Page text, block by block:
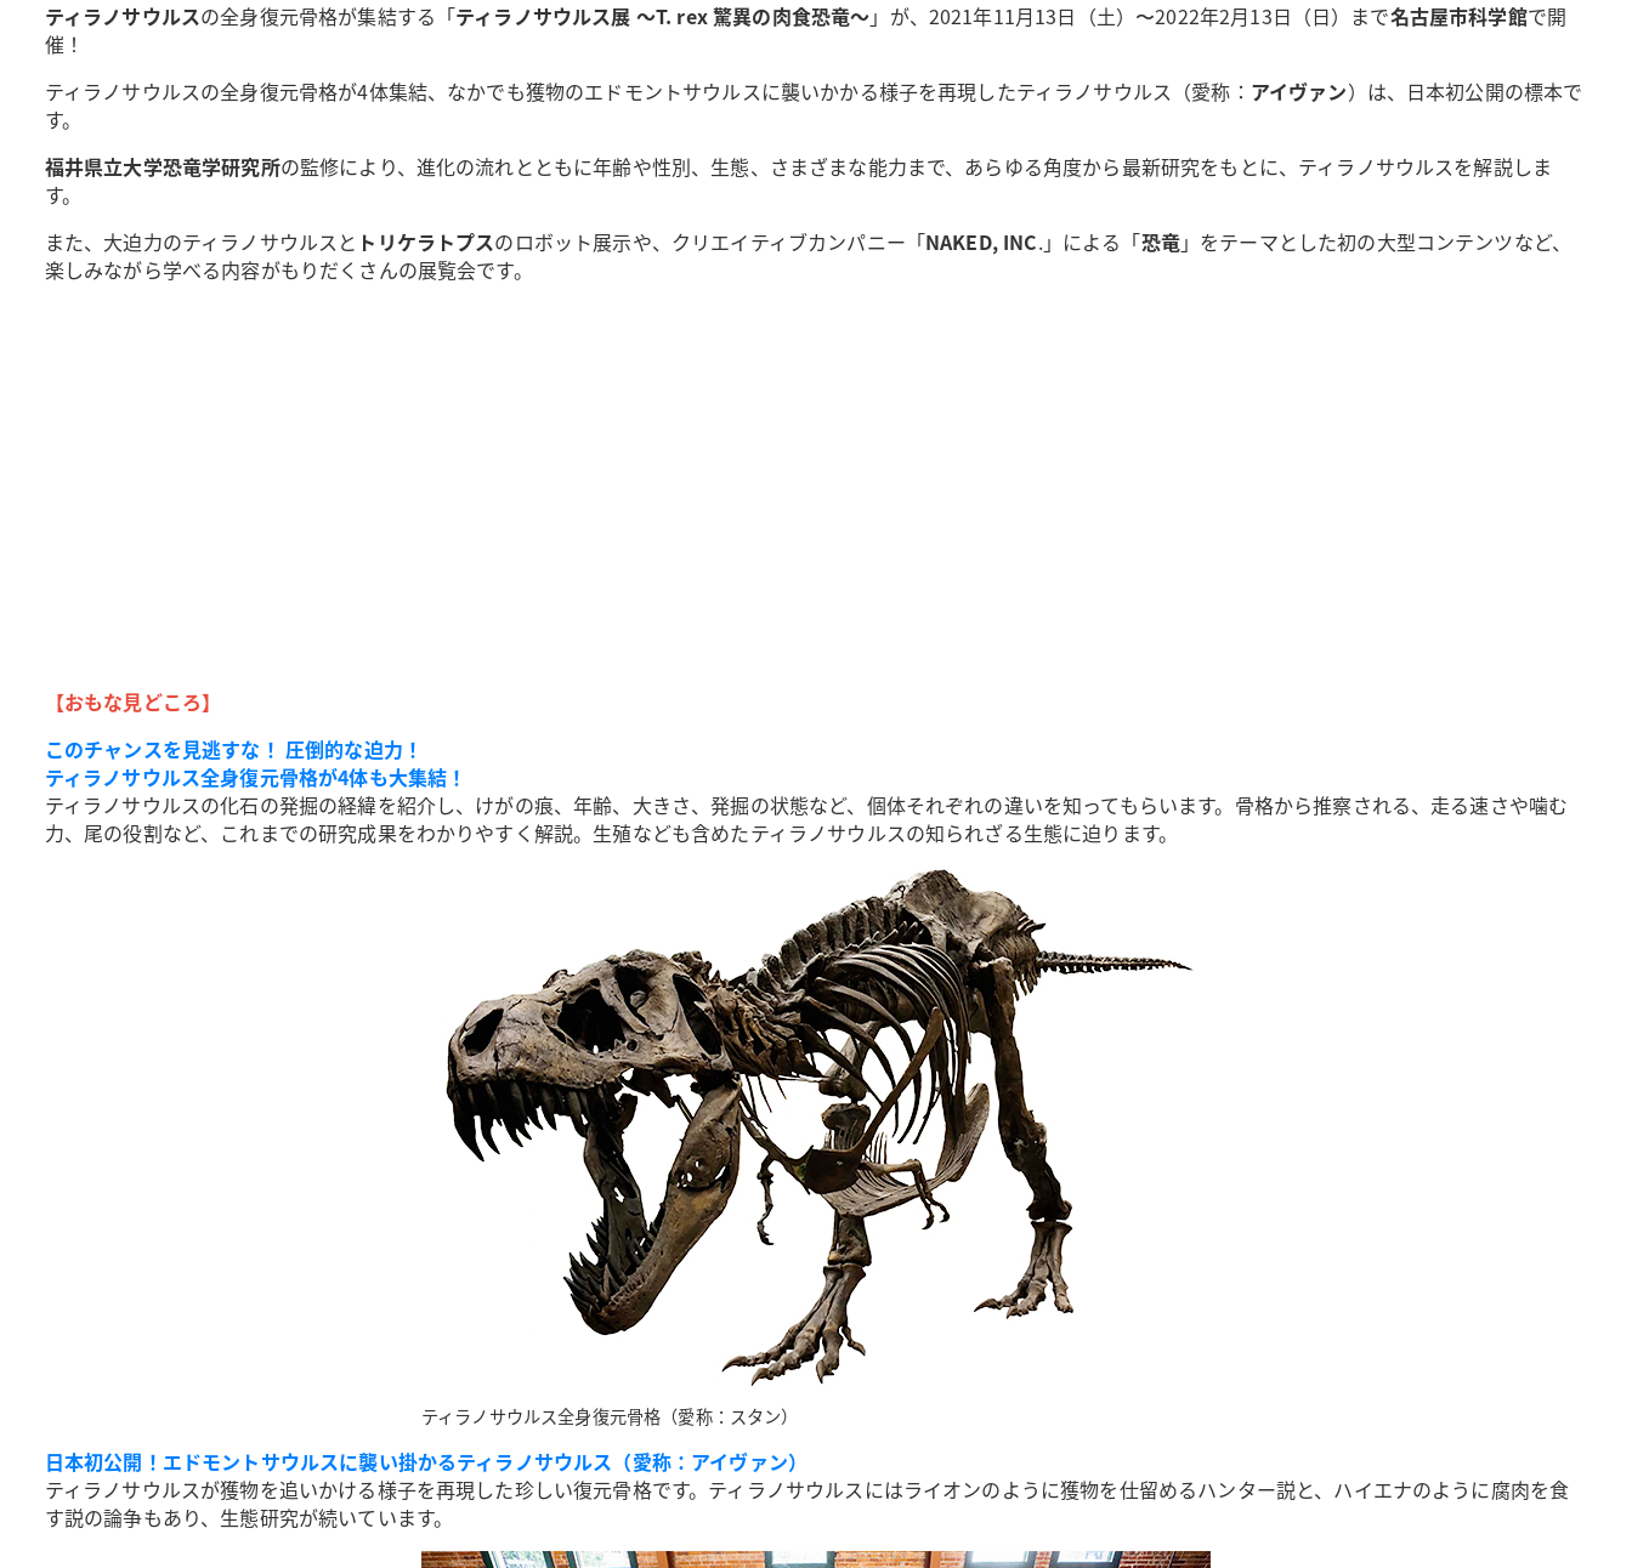
ティラノサウルスの全身復元骨格が集結する「ティラノサウルス展 ～T. rex 驚異の肉食恐竜～」が、2021年11月13日（土）〜2022年2月13日（日）まで名古屋市科学館で開
催！
ティラノサウルスの全身復元骨格が4体集結、なかでも獲物のエドモントサウルスに襲いかかる様子を再現したティラノサウルス（愛称： アイヴァン）は、日本初公開の標本で
す。
福井県立大学恐竜学研究所の監修により、進化の流れとともに年齢や性別、生態、さまざまな能力まで、あらゆる角度から最新研究をもとに、ティラノサウルスを解説しま
す。
また、大迫力のティラノサウルスと トリケラトプスのロボット展示や、クリエイティブカンパニー「NAKED, INC.」による「恐竜」をテーマとした初の大型コンテンツなど、
楽しみながら学べる内容がもりだくさんの展覧会です。
【おもな見どころ】
このチャンスを見逃すな！ 圧倒的な迫力！
ティラノサウルス全身復元骨格が4体も大集結！
ティラノサウルスの化石の発掘の経緯を紹介し、けがの痕、年齢、大きさ、発掘の状態など、個体それぞれの違いを知ってもらいます。骨格から推察される、走る速さや噛む
力、尾の役割など、これまでの研究成果をわかりやすく解説。生殖なども含めたティラノサウルスの知られざる生態に迫ります。
ティラノサウルス全身復元骨格（愛称：スタン）
日本初公開！エドモントサウルスに襲い掛かるティラノサウルス（愛称：アイヴァン）
ティラノサウルスが獲物を追いかける様子を再現した珍しい復元骨格です。ティラノサウルスにはライオンのように獲物を仕留めるハンター説と、ハイエナのように腐肉を食
す説の論争もあり、生態研究が続いています。